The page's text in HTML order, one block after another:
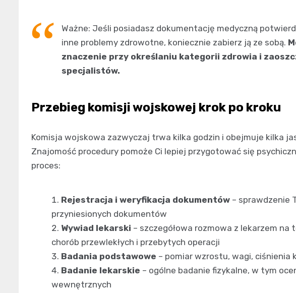
Ważne: Jeśli posiadasz dokumentację medyczną
inne problemy zdrowotne, koniecznie zabierz ją ze sobą.
znaczenie przy określaniu kategorii zdrowia i
specjalistów.
Przebieg komisji wojskowej krok po kroku
Komisja wojskowa zazwyczaj trwa kilka godzin i obejmuje kilka
Znajomość procedury pomoże Ci lepiej przygotować się
proces:
Rejestracja i weryfikacja dokumentów – sprawdzenie
przyniesionych dokumentów
Wywiad lekarski – szczegółowa rozmowa z lekarzem
chorób przewlekłych i przebytych operacji
Badania podstawowe – pomiar wzrostu, wagi, ciśnienia
Badanie lekarskie – ogólne badanie fizykalne, w tym
wewnętrznych